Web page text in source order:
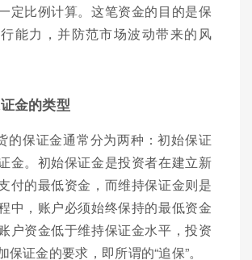
定比例计算。这笔资金的目的是保
能力，并防范市场波动带来的风
金的类型
的保证金通常分为两种：初始保证
金。初始保证金是投资者在建立新
付的最低资金，而维持保证金则是
中，账户必须始终保持的最低资金
户资金低于维持保证金水平，投资
保证金的要求，即所谓的“追保”。